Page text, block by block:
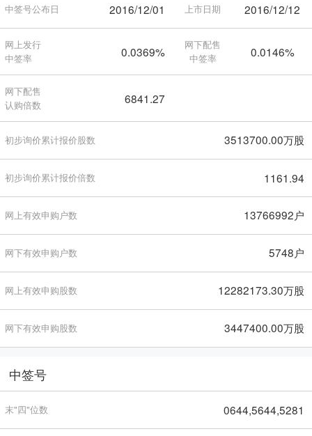
中签号公布日 2016/12/01 上市日期 2016/12/12
网上发行
中签率
0.0369%
网下配售
中签率
0.0146%
网下配售
认购倍数
6841.27
初步询价累计报价股数 3513700.00万股
初步询价累计报价倍数 1161.94
网上有效申购户数 13766992户
网下有效申购户数 5748户
网上有效申购股数 12282173.30万股
网下有效申购股数 3447400.00万股
中签号
末"四"位数 0644,5644,5281